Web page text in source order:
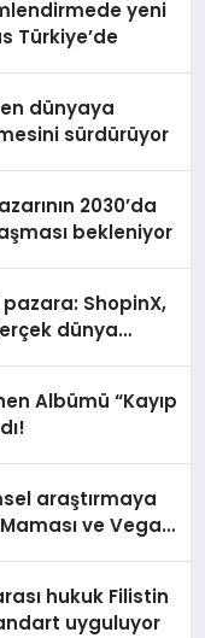
yeni
Türkiye’de
dünyaya
sürdürüyor
2030’da
bekleniyor
ShopinX,
dünya
Albümü “Kayıp
araştırmaya
ve Vegan
hukuk Filistin
uyguluyor